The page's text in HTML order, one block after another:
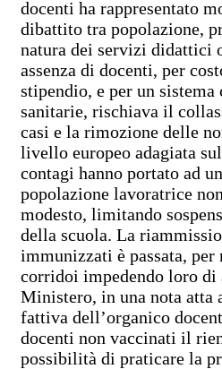
docenti ha rappresentato
dibattito tra popolazione,
natura dei servizi didattici
assenza di docenti, per
stipendio, e per un sistema
sanitarie, rischiava il
casi e la rimozione delle
livello europeo adagiata
contagi hanno portato ad
popolazione lavoratrice
modesto, limitando
della scuola. La
immunizzati è passata, per
corridoi impedendo loro di
Ministero, in una nota atta
fattiva dell’organico
docenti non vaccinati il
possibilità di praticare la